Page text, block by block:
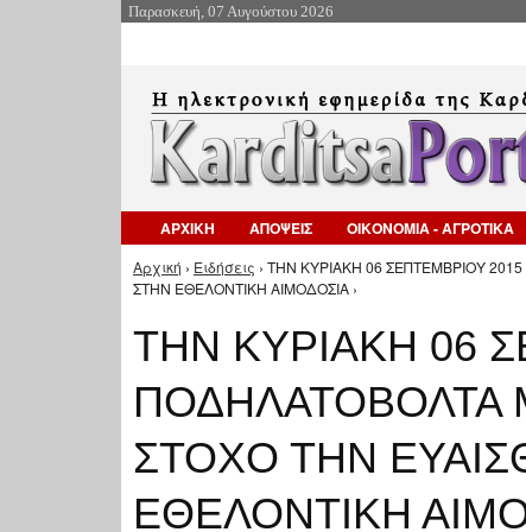
Παρασκευή, 07 Αυγούστου 2026
ΑΡΧΙΚΗ ΑΠΟΨΕΙΣ ΟΙΚΟΝΟΜΙΑ - ΑΓΡΟΤΙΚΑ
Είστε εδώ
Αρχική › Ειδήσεις › ΤΗΝ ΚΥΡΙΑΚΗ 06 ΣΕΠΤΕΜΒΡΙΟΥ
ΣΤΗΝ ΕΘΕΛΟΝΤΙΚΗ ΑΙΜΟΔΟΣΙΑ ›
ΤΗΝ ΚΥΡΙΑΚΗ 06
ΠΟΔΗΛΑΤΟΒΟΛΤΑ
ΣΤΟΧΟ ΤΗΝ
ΕΘΕΛΟΝΤΙΚΗ